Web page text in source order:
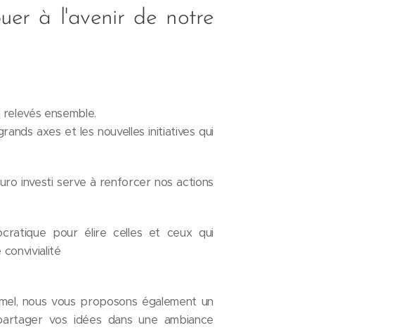
à l'avenir de notre
ensemble.
axes et les nouvelles initiatives qui
investi serve à renforcer nos actions
pour élire celles et ceux qui
nous vous proposons également un
vos idées dans une ambiance